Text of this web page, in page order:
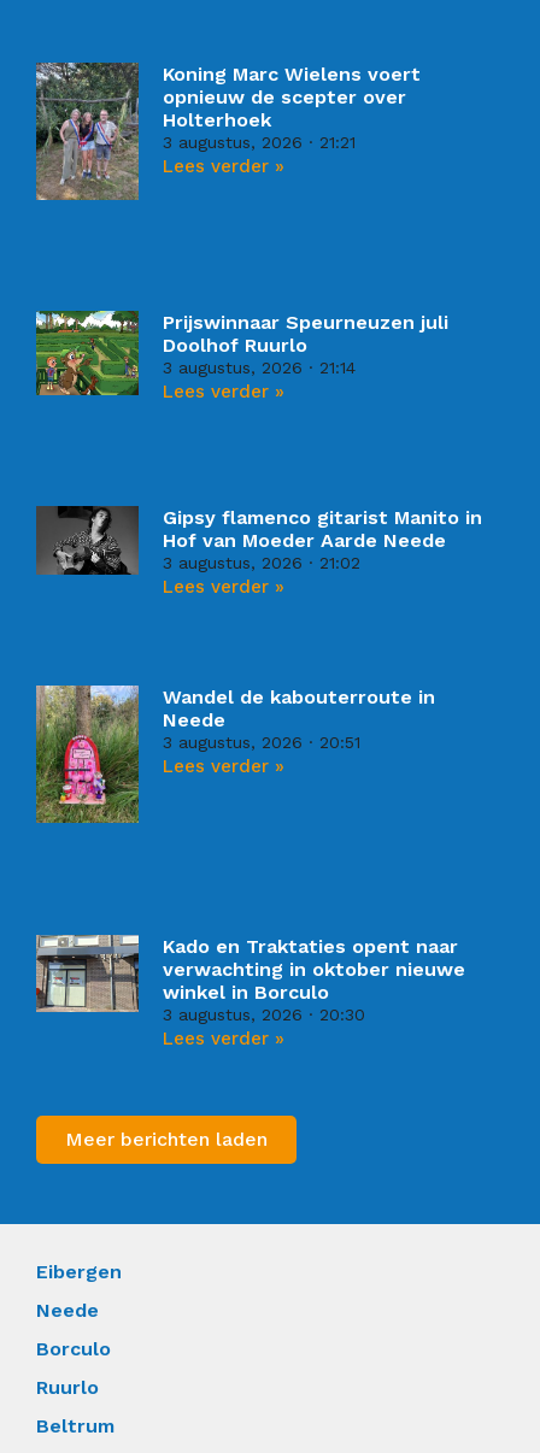
Koning Marc Wielens voert
opnieuw de scepter over
Holterhoek
3 augustus, 2026 21:21
Lees verder »
Prijswinnaar Speurneuzen juli
Doolhof Ruurlo
3 augustus, 2026 21:14
Lees verder »
Gipsy flamenco gitarist Manito in
Hof van Moeder Aarde Neede
3 augustus, 2026 21:02
Lees verder »
Wandel de kabouterroute in
Neede
3 augustus, 2026 20:51
Lees verder »
Kado en Traktaties opent naar
verwachting in oktober nieuwe
winkel in Borculo
3 augustus, 2026 20:30
Lees verder »
Meer berichten laden
Eibergen
Neede
Borculo
Ruurlo
Beltrum